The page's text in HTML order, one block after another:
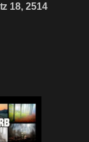
18, 2514